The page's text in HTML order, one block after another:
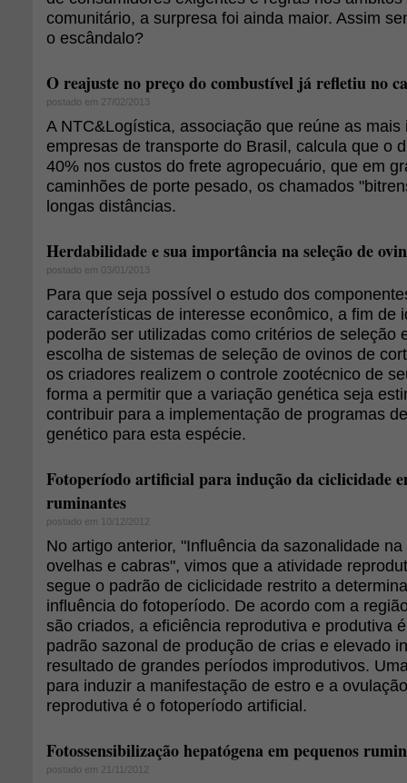
comunitário, a surpresa foi ainda maior. Assim
o escândalo?
O reajuste no preço do combustível já refletiu no
postado em 27/02/2013
A NTC&Logística, associação que reúne as mais
empresas de transporte do Brasil, calcula que o
40% nos custos do frete agropecuário, que em
caminhões de porte pesado, os chamados
longas distâncias.
Herdabilidade e sua importância na seleção de
postado em 03/01/2013
Para que seja possível o estudo dos
características de interesse econômico, a fim de
poderão ser utilizadas como critérios de seleção
escolha de sistemas de seleção de ovinos de
os criadores realizem o controle zootécnico de
forma a permitir que a variação genética seja
contribuir para a implementação de programas
genético para esta espécie.
Fotoperíodo artificial para indução da ciclicidade
ruminantes
postado em 10/12/2012
No artigo anterior, "Influência da sazonalidade
ovelhas e cabras", vimos que a atividade
segue o padrão de ciclicidade restrito a
influência do fotoperíodo. De acordo com a
são criados, a eficiência reprodutiva e produtiva
padrão sazonal de produção de crias e elevado
resultado de grandes períodos improdutivos.
para induzir a manifestação de estro e a
reprodutiva é o fotoperíodo artificial.
Fotossensibilização hepatógena em pequenos
postado em 21/11/2012